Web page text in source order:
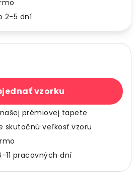
2-5 dní
vzorku
prémiovej tapete
skutočnú veľkosť vzoru
11 pracovných dní